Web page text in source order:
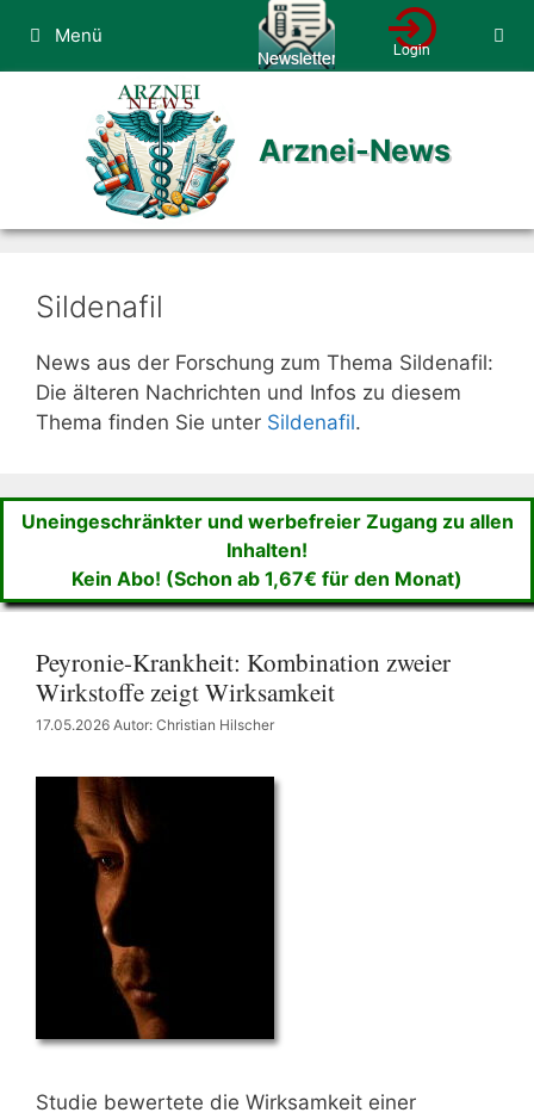
Inhalt
springen
Menü
Arznei-News
Sildenafil
News aus der Forschung zum Thema Sildenafil:
Die älteren Nachrichten und Infos zu diesem
Thema finden Sie unter Sildenafil.
Uneingeschränkter und werbefreier Zugang zu allen
Inhalten!
Kein Abo! (Schon ab 1,67€ für den Monat)
Peyronie-Krankheit: Kombination zweier
Wirkstoffe zeigt Wirksamkeit
17.05.2026 Autor: Christian Hilscher
Studie bewertete die Wirksamkeit einer